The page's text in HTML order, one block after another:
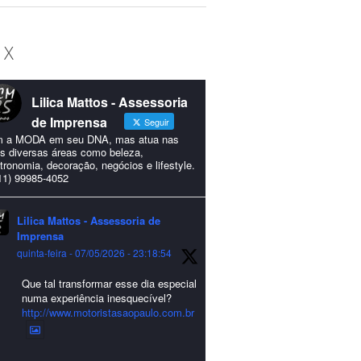
Lilica Mattos - Assessoria
de Imprensa
Seguir
a MODA em seu DNA, mas atua nas
diversas áreas como beleza,
decoração, negócios e lifestyle.
99985-4052
Lilica Mattos - Assessoria de
Imprensa
quinta-feira - 07/05/2026 - 23:18:54
Que tal transformar esse dia especial
numa experiência inesquecível?
http://www.motoristasaopaulo.com.br